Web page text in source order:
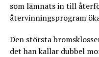
som lämnats in till
återvinningsprogram
Den största
det han kallar dubbel